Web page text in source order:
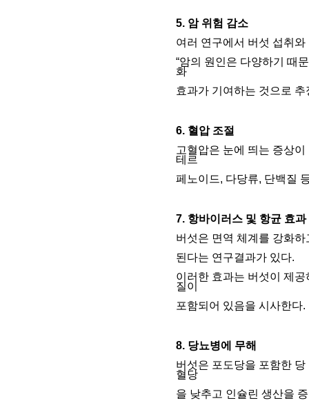
5. 암 위험 감소
여러 연구에서 버섯 섭취
“암의 원인은 다양하기 때
화
효과가 기여하는 것으로 추
6. 혈압 조절
고혈압은 눈에 띄는 증상
테르
페노이드, 다당류, 단백질
7. 항바이러스 및 항균 효과
버섯은 면역 체계를 강화
된다는 연구결과가 있다.
이러한 효과는 버섯이 제
질이
포함되어 있음을 시사한다.
8. 당뇨병에 무해
버섯은 포도당을 포함한
혈당
을 낮추고 인슐린 생산을